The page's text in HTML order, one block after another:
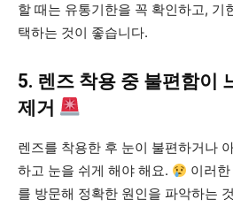
할 때는 유통기한을 꼭 확인하고, 기
택하는 것이 좋습니다.
5. 렌즈 착용 중 불편함이
제거
렌즈를 착용한 후 눈이 불편하거나
하고 눈을 쉬게 해야 해요.
이러
를 방문해 정확한 원인을 파악하는